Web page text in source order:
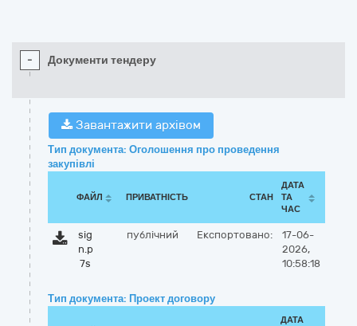
- Документи тендеру
Завантажити архівом
Тип документа: Оголошення про проведення
закупівлі
ФАЙЛ ПРИВАТНІСТЬ СТАН
ДАТА
ТА
ЧАС
sig
n.p
7s
публічний Експортовано:
17-06-
2026,
10:58:18
Тип документа: Проект договору
ДАТА